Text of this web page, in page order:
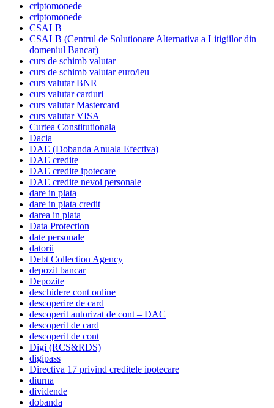
criptomonede
criptomonede
CSALB
CSALB (Centrul de Solutionare Alternativa a Litigiilor din
domeniul Bancar)
curs de schimb valutar
curs de schimb valutar euro/leu
curs valutar BNR
curs valutar carduri
curs valutar Mastercard
curs valutar VISA
Curtea Constitutionala
Dacia
DAE (Dobanda Anuala Efectiva)
DAE credite
DAE credite ipotecare
DAE credite nevoi personale
dare in plata
dare in plata credit
darea in plata
Data Protection
date personale
datorii
Debt Collection Agency
depozit bancar
Depozite
deschidere cont online
descoperire de card
descoperit autorizat de cont – DAC
descoperit de card
descoperit de cont
Digi (RCS&RDS)
digipass
Directiva 17 privind creditele ipotecare
diurna
dividende
dobanda